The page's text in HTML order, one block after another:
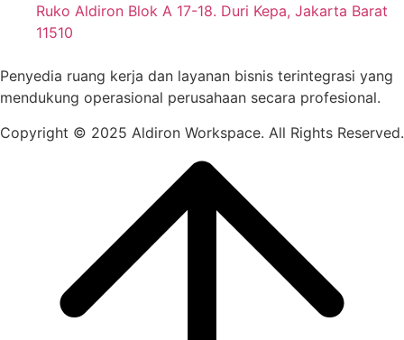
Ruko Aldiron Blok A 17-18. Duri Kepa, Jakarta Barat
11510
Penyedia ruang kerja dan layanan bisnis terintegrasi yang
mendukung operasional perusahaan secara profesional.
Copyright © 2025 Aldiron Workspace. All Rights Reserved.